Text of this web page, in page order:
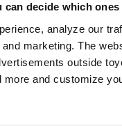
can decide which ones
analyze our
marketing. The
outside
and customize